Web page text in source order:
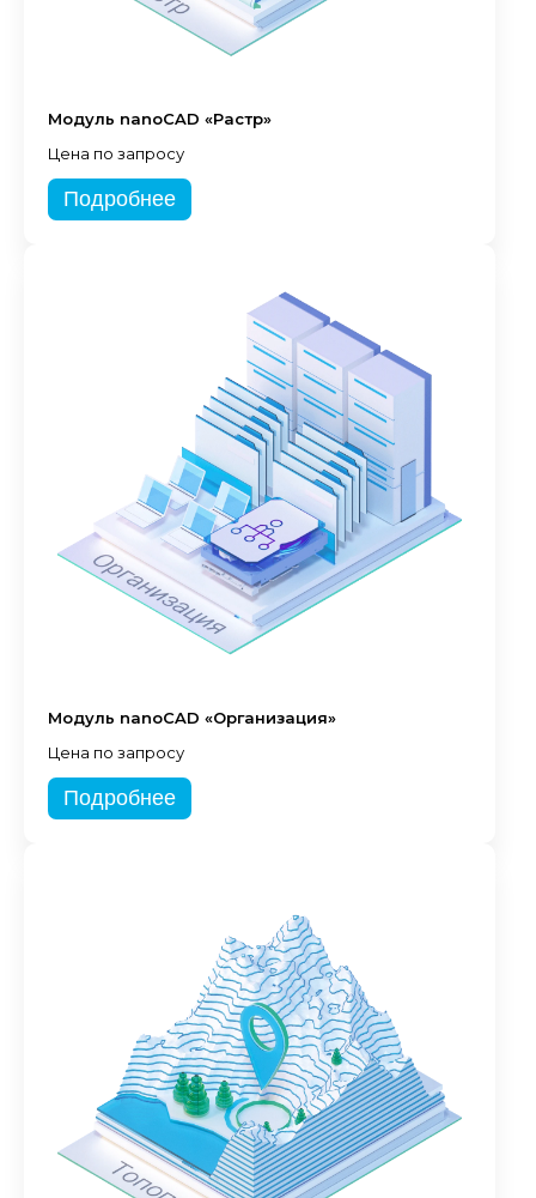
Модуль nanoCAD «Растр»
Цена по запросу
Подробнее
Модуль nanoCAD «Организация»
Цена по запросу
Подробнее